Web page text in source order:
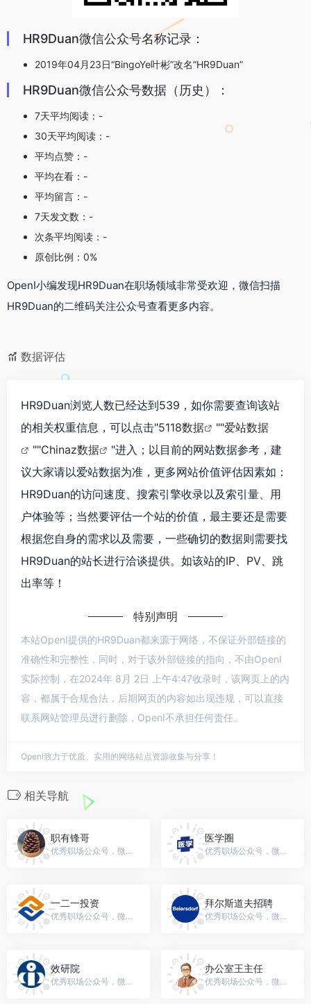
HR9Duan微信公众号名称记录：
2019年04月23日“BingoYe叶彬”改名“HR9Duan”
HR9Duan微信公众号数据（历史）：
7天平均阅读：-
30天平均阅读：-
平均点赞：-
平均在看：-
平均留言：-
7天发文数：-
次条平均阅读：-
原创比例：0%
OpenI小编发现HR9Duan在职场领域非常受欢迎，微信扫描
HR9Duan的二维码关注公众号查看更多内容。
数据评估
HR9Duan浏览人数已经达到539，如你需要查询该站
的相关权重信息，可以点击"5118数据 ""爱站数据
""Chinaz数据
"进入；以目前的网站数据参考，建
议大家请以爱站数据为准，更多网站价值评估因素如：
HR9Duan的访问速度、搜索引擎收录以及索引量、用
户体验等；当然要评估一个站的价值，最主要还是需要
根据您自身的需求以及需要，一些确切的数据则需要找
HR9Duan的站长进行洽谈提供。如该站的IP、PV、跳
出率等！
特别声明
本站OpenI提供的HR9Duan都来源于网络，不保证外部链接的
准确性和完整性，同时，对于该外部链接的指向，不由OpenI
实际控制，在2024年 8月 2日 上午4:47收录时，该网页上的内
容，都属于合规合法，后期网页的内容如出现违规，可以直接
联系网站管理员进行删除，OpenI不承担任何责任。
OpenI致力于优质、实用的网络站点资源收集与分享！
相关导航
职有锋哥
优秀职场公众号，微信号：gh_017667875ab8
医学圈
优秀职场公众号，微信号：renweiyixue
一二一投资
优秀职场公众号，微信号：Y2Ytouzi
拜尔斯道夫招聘
优秀职场公众号，微信号：Beiersdorf_China
效研院
优秀职场公众号，微信号：chusanren01
办公室王主任
优秀职场公众号，微信号：gh_0c53b6711185